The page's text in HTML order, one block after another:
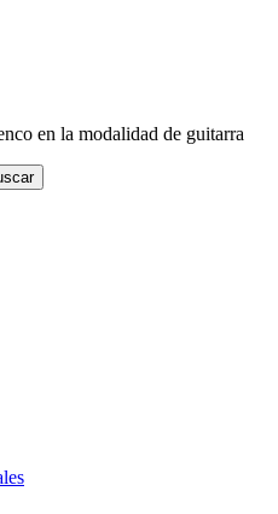
en la modalidad de guitarra